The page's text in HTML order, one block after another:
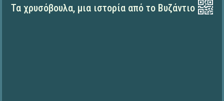
Τα χρυσόβουλα, μια ιστορία από το Βυζάντιο